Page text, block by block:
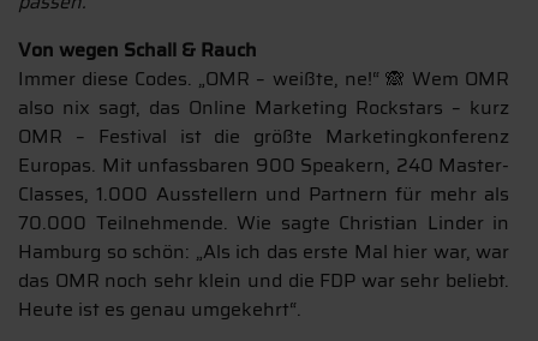
Von wegen Schall & Rauch
Immer diese Codes. „OMR – weißte, ne!“ 🙈 Wem OMR
also nix sagt, das Online Marketing Rockstars – kurz
OMR – Festival ist die größte Marketingkonferenz
Europas. Mit unfassbaren 900 Speakern, 240 Master-
Classes, 1.000 Ausstellern und Partnern für mehr als
70.000 Teilnehmende. Wie sagte Christian Linder in
Hamburg so schön: „Als ich das erste Mal hier war, war
das OMR noch sehr klein und die FDP war sehr beliebt.
Heute ist es genau umgekehrt“.